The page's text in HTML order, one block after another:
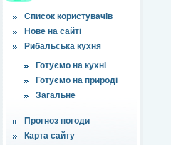
Список користувачів
Нове на сайті
Рибальська кухня
Готуємо на кухні
Готуємо на природі
Загальне
Прогноз погоди
Карта сайту